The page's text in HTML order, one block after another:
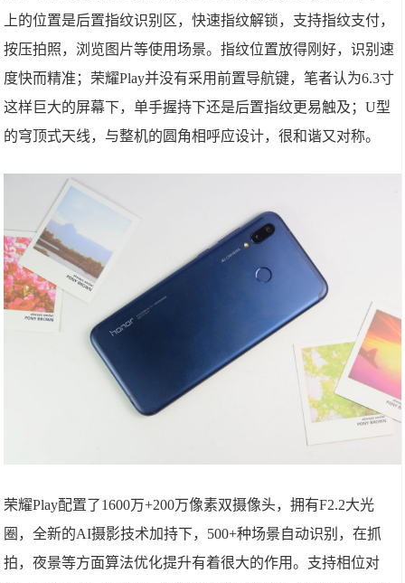
上的位置是后置指纹识别区，快速指纹解锁，支持指纹支付，
按压拍照，浏览图片等使用场景。指纹位置放得刚好，识别速
度快而精准；荣耀Play并没有采用前置导航键，笔者认为6.3寸
这样巨大的屏幕下，单手握持下还是后置指纹更易触及；U型
的穹顶式天线，与整机的圆角相呼应设计，很和谐又对称。
荣耀Play配置了1600万+200万像素双摄像头，拥有F2.2大光
圈，全新的AI摄影技术加持下，500+种场景自动识别，在抓
拍，夜景等方面算法优化提升有着很大的作用。支持相位对